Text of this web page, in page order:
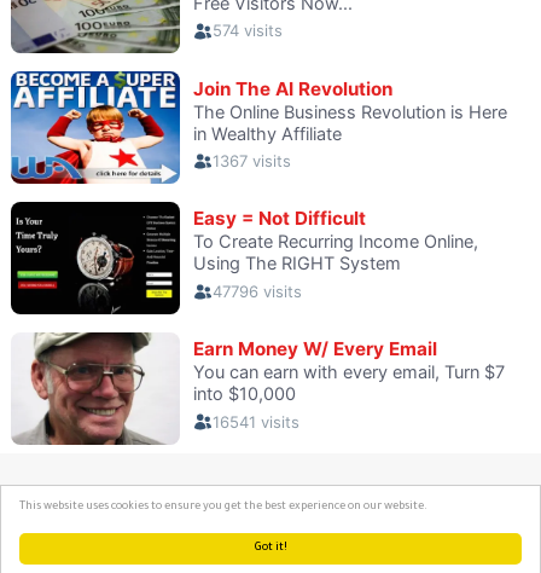
Got it!
This website uses cookies to ensure you get the best experience on our website.